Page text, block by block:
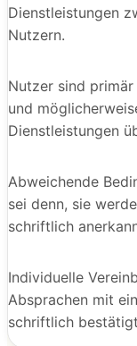
Dienstleistungen
Nutzern.
Nutzer sind
und
Dienstleistungen
Abweichende
sei denn, sie
schriftlich
Individuelle
Absprachen mit
schriftlich